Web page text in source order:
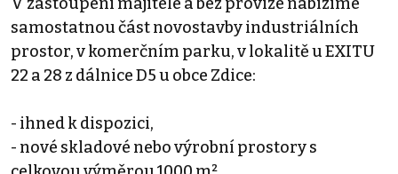
samostatnou část novostavby industriálních
prostor, v komerčním parku, v lokalitě u EXITU
22 a 28 z dálnice D5 u obce Zdice:
- ihned k dispozici,
- nové skladové nebo výrobní prostory s